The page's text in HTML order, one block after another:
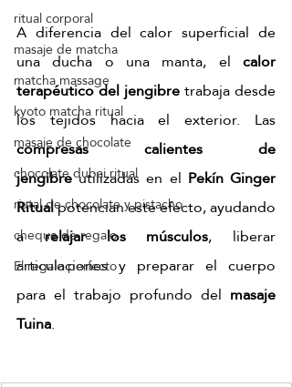
ritual corporal
masaje de matcha
matcha massage
kyoto matcha ritual
masaje de chocolate
chocolate dubai ritual
riutal de chocolate y pistacho
cheque de regalo
El regalo perfecto
A diferencia del calor superficial de
una ducha o una manta, el calor
terapéutico del jengibre trabaja desde
compresas calientes de
jengibre utilizadas en el Pekín Ginger
Ritual potencian este efecto, ayudando
a relajar los músculos, liberar
articulaciones y preparar el cuerpo
para el trabajo profundo del masaje
Tuina.